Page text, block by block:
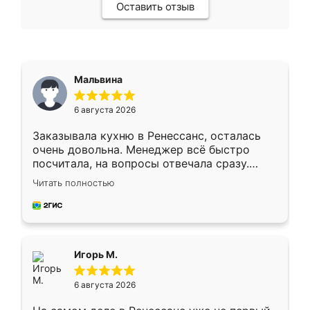
Оставить отзыв
Мальвина
6 августа 2026
Заказывала кухню в Ренессанс, осталась
очень довольна. Менеджер всё быстро
посчитала, на вопросы отвечала сразу.
Замерщик приехал в субботу, подошёл к
делу со всей ответственностью. Собрали
за день, ребята работали аккуратно, даже
Читать полностью
Игорь М.
6 августа 2026